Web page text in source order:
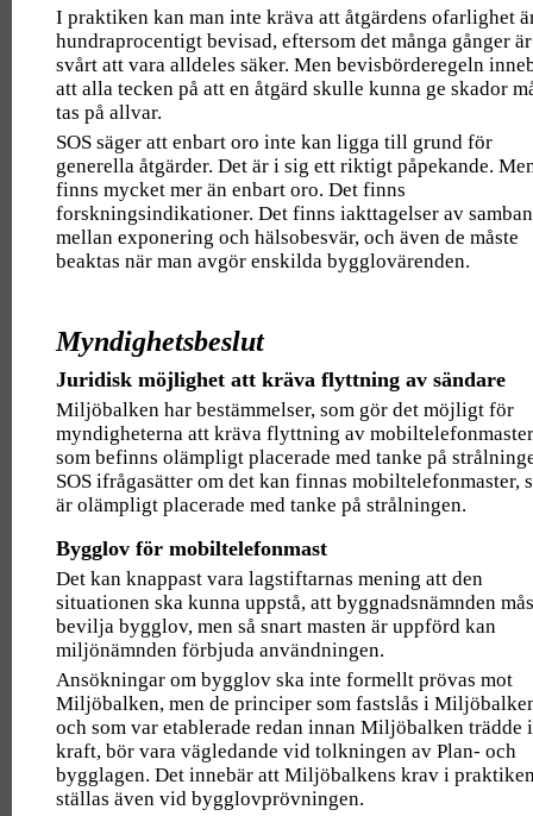
I praktiken kan man inte kräva att åtgärdens ofarlighet
hundraprocentigt bevisad, eftersom det många gånger är
svårt att vara alldeles säker. Men bevisbörderegeln
att alla tecken på att en åtgärd skulle kunna ge skador
tas på allvar.
SOS säger att enbart oro inte kan ligga till grund för
generella åtgärder. Det är i sig ett riktigt påpekande.
finns mycket mer än enbart oro. Det finns
forskningsindikationer. Det finns iakttagelser av
mellan exponering och hälsobesvär, och även de måste
beaktas när man avgör enskilda bygglovärenden.
Myndighetsbeslut
Juridisk möjlighet att kräva flyttning av sändare
Miljöbalken har bestämmelser, som gör det möjligt för
myndigheterna att kräva flyttning av
som befinns olämpligt placerade med tanke på
SOS ifrågasätter om det kan finnas mobiltelefonmaster,
är olämpligt placerade med tanke på strålningen.
Bygglov för mobiltelefonmast
Det kan knappast vara lagstiftarnas mening att den
situationen ska kunna uppstå, att byggnadsnämnden
bevilja bygglov, men så snart masten är uppförd kan
miljönämnden förbjuda användningen.
Ansökningar om bygglov ska inte formellt prövas mot
Miljöbalken, men de principer som fastslås i
och som var etablerade redan innan Miljöbalken trädde i
kraft, bör vara vägledande vid tolkningen av Plan- och
bygglagen. Det innebär att Miljöbalkens krav i
ställas även vid bygglovprövningen.